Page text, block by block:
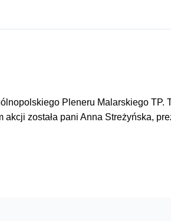
Pleneru Malarskiego TP.
została pani Anna Streżyńska,